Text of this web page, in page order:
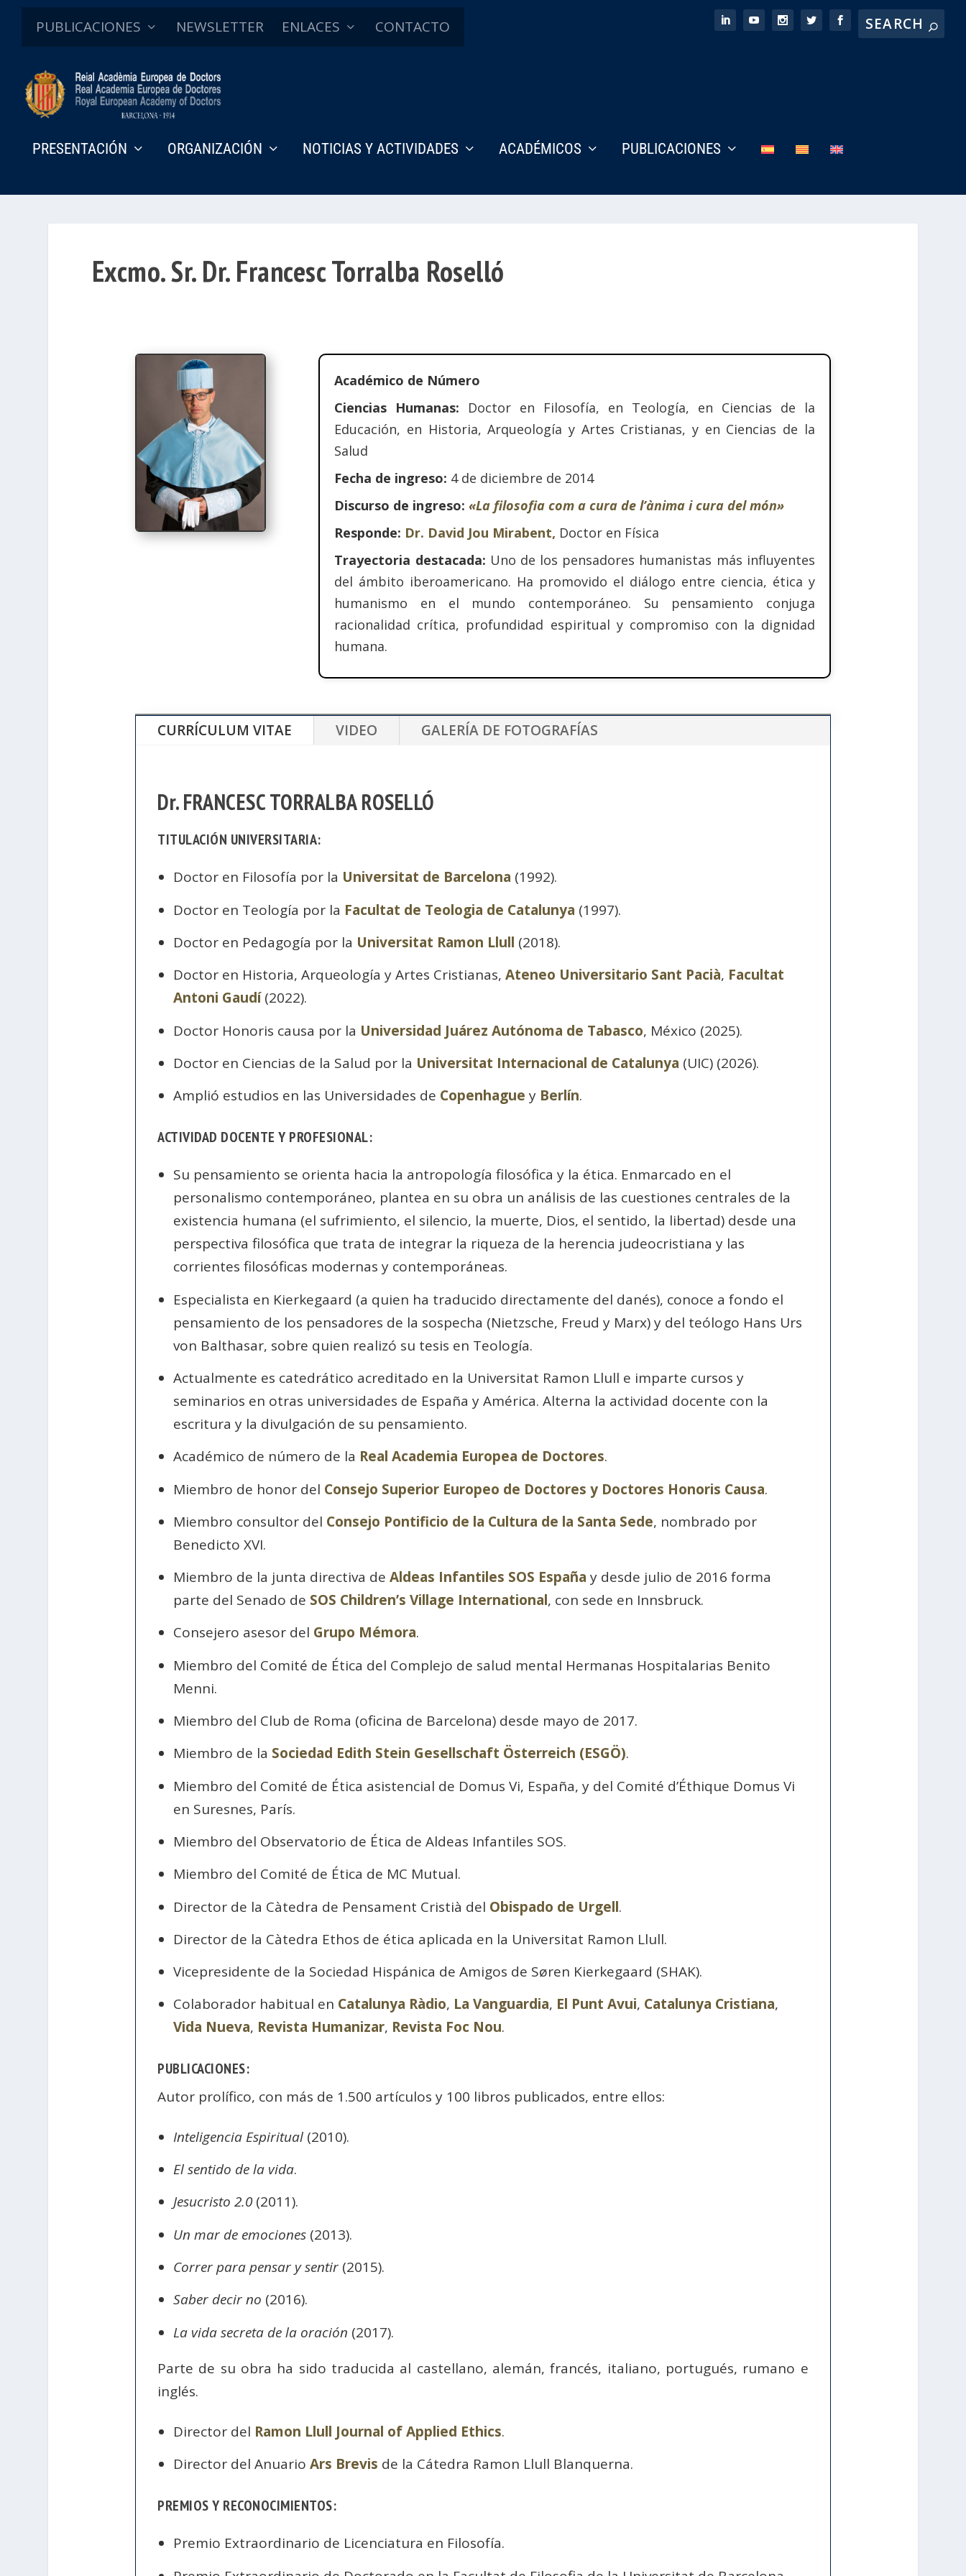
PUBLICACIONES NEWSLETTER ENLACES CONTACTO
PRESENTACIÓN ORGANIZACIÓN NOTICIAS Y ACTIVIDADES ACADÉMICOS PUBLICACIONES
Excmo. Sr. Dr. Francesc Torralba Roselló
Académico de Número
Ciencias Humanas: Doctor en Filosofía, en Teología, en Ciencias de la
Educación, en Historia, Arqueología y Artes Cristianas, y en Ciencias de la
Salud
Fecha de ingreso: 4 de diciembre de 2014
Discurso de ingreso:«La filosofia com a cura de l’ànima i cura del món»
Responde: Dr. David Jou Mirabent, Doctor en Física
Trayectoria destacada: Uno de los pensadores humanistas más influyentes
del ámbito iberoamericano. Ha promovido el diálogo entre ciencia, ética y
humanismo en el mundo contemporáneo. Su pensamiento conjuga
racionalidad crítica, profundidad espiritual y compromiso con la dignidad
humana.
CURRÍCULUM VITAE VIDEO GALERÍA DE FOTOGRAFÍAS
Dr. FRANCESC TORRALBA ROSELLÓ
TITULACIÓN UNIVERSITARIA:
Doctor en Filosofía por la Universitat de Barcelona (1992).
Doctor en Teología por la Facultat de Teologia de Catalunya (1997).
Doctor en Pedagogía por la Universitat Ramon Llull (2018).
Doctor en Historia, Arqueología y Artes Cristianas, Ateneo Universitario Sant Pacià, Facultat
Antoni Gaudí(2022).
Doctor Honoris causa por la Universidad Juárez Autónoma de Tabasco, México (2025).
Doctor en Ciencias de la Salud por la Universitat Internacional de Catalunya (UIC) (2026).
Amplió estudios en las Universidades de Copenhague y Berlín.
ACTIVIDAD DOCENTE Y PROFESIONAL:
Su pensamiento se orienta hacia la antropología filosófica y la ética. Enmarcado en el
personalismo contemporáneo, plantea en su obra un análisis de las cuestiones centrales de la
existencia humana (el sufrimiento, el silencio, la muerte, Dios, el sentido, la libertad) desde una
perspectiva filosófica que trata de integrar la riqueza de la herencia judeocristiana y las
corrientes filosóficas modernas y contemporáneas.
Especialista en Kierkegaard (a quien ha traducido directamente del danés), conoce a fondo el
pensamiento de los pensadores de la sospecha (Nietzsche, Freud y Marx) y del teólogo Hans Urs
von Balthasar, sobre quien realizó su tesis en Teología.
Actualmente es catedrático acreditado en la Universitat Ramon Llull e imparte cursos y
seminarios en otras universidades de España y América. Alterna la actividad docente con la
escritura y la divulgación de su pensamiento.
Académico de número de la Real Academia Europea de Doctores.
Miembro de honor del Consejo Superior Europeo de Doctores y Doctores Honoris Causa.
Miembro consultor del Consejo Pontificio de la Cultura de la Santa Sede, nombrado por
Benedicto XVI.
Miembro de la junta directiva de Aldeas Infantiles SOS España y desde julio de 2016 forma
parte del Senado de SOS Children’s Village International, con sede en Innsbruck.
Consejero asesor del Grupo Mémora.
Miembro del Comité de Ética del Complejo de salud mental Hermanas Hospitalarias Benito
Menni.
Miembro del Club de Roma (oficina de Barcelona) desde mayo de 2017.
Miembro de la Sociedad Edith Stein Gesellschaft Österreich (ESGÖ).
Miembro del Comité de Ética asistencial de Domus Vi, España, y del Comité d’Éthique Domus Vi
en Suresnes, París.
Miembro del Observatorio de Ética de Aldeas Infantiles SOS.
Miembro del Comité de Ética de MC Mutual.
Director de la Càtedra de Pensament Cristià del Obispado de Urgell.
Director de la Càtedra Ethos de ética aplicada en la Universitat Ramon Llull.
Vicepresidente de la Sociedad Hispánica de Amigos de Søren Kierkegaard (SHAK).
Colaborador habitual en Catalunya Ràdio, La Vanguardia, El Punt Avui, Catalunya Cristiana,
Vida Nueva, Revista Humanizar, Revista Foc Nou.
PUBLICACIONES:
Autor prolífico, con más de 1.500 artículos y 100 libros publicados, entre ellos:
Inteligencia Espiritual(2010).
El sentido de la vida.
Jesucristo 2.0(2011).
Un mar de emociones(2013).
Correr para pensar y sentir(2015).
Saber decir no (2016).
La vida secreta de la oración (2017).
Parte de su obra ha sido traducida al castellano, alemán, francés, italiano, portugués, rumano e
inglés.
Director del Ramon Llull Journal of Applied Ethics.
Director del Anuario Ars Brevis de la Cátedra Ramon Llull Blanquerna.
PREMIOS Y RECONOCIMIENTOS:
Premio Extraordinario de Licenciatura en Filosofía.